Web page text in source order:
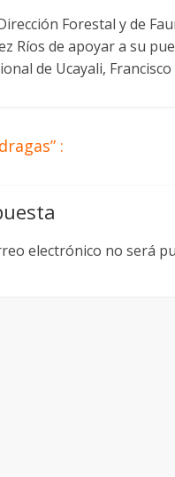
Forestal y de
Ríos de apoyar a su
de Ucayali,
:
electrónico no será